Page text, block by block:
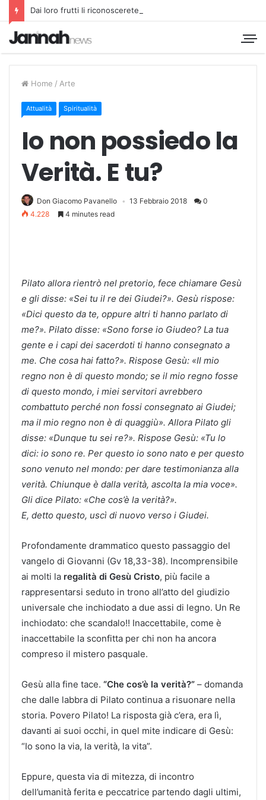
Dai loro frutti li riconoscerete
Home / Arte
Attualità Spiritualità
Io non possiedo la
Verità. E tu?
Don Giacomo Pavanello 13 Febbraio 2018
0
4.228
4 minutes read
Pilato allora rientrò nel pretorio, fece chiamare Gesù
e gli disse: «Sei tu il re dei Giudei?». Gesù rispose:
«Dici questo da te, oppure altri ti hanno parlato di
me?». Pilato disse: «Sono forse io Giudeo? La tua
gente e i capi dei sacerdoti ti hanno consegnato a
me. Che cosa hai fatto?». Rispose Gesù: «Il mio
regno non è di questo mondo; se il mio regno fosse
di questo mondo, i miei servitori avrebbero
combattuto perché non fossi consegnato ai Giudei;
ma il mio regno non è di quaggiù». Allora Pilato gli
disse: «Dunque tu sei re?». Rispose Gesù: «Tu lo
dici: io sono re. Per questo io sono nato e per questo
sono venuto nel mondo: per dare testimonianza alla
verità. Chiunque è dalla verità, ascolta la mia voce».
Gli dice Pilato: «Che cos’è la verità?».
E, detto questo, uscì di nuovo verso i Giudei.
Profondamente drammatico questo passaggio del
vangelo di Giovanni (Gv 18,33-38). Incomprensibile
ai molti la regalità di Gesù Cristo, più facile a
rappresentarsi seduto in trono all’atto del giudizio
universale che inchiodato a due assi di legno. Un Re
inchiodato: che scandalo!! Inaccettabile, come è
inaccettabile la sconfitta per chi non ha ancora
compreso il mistero pasquale.
Gesù alla fine tace. “Che cos’è la verità?” – domanda
che dalle labbra di Pilato continua a risuonare nella
storia. Povero Pilato! La risposta già c’era, era lì,
davanti ai suoi occhi, in quel mite indicare di Gesù:
“Io sono la via, la verità, la vita”.
Eppure, questa via di mitezza, di incontro
dell’umanità ferita e peccatrice partendo dagli ultimi,